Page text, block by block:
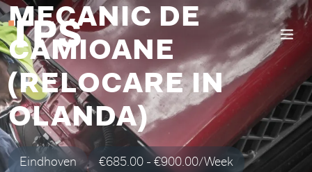
MECANIC DE
CAMIOANE
(RELOCARE IN
OLANDA)
Eindhoven €685.00 - €900.00/Week